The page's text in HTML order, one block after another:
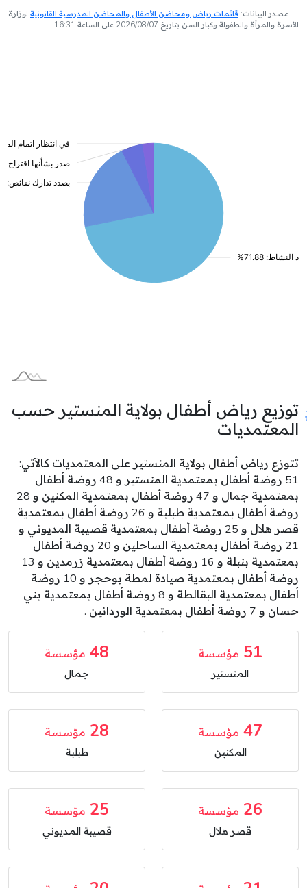
مصدر البيانات: قائمات رياض ومحاضن الأطفال والمحاضن المدرسية القانونية لوزارة
الأسرة والمرأة والطفولة وكبار السن بتاريخ 2026/08/07 على الساعة 16:31
توزيع رياض أطفال بولاية المنستير حسب
المعتمديات
تتوزع رياض أطفال بولاية المنستير على المعتمديات كالآتي:
51 روضة أطفال بمعتمدية المنستير و 48 روضة أطفال
بمعتمدية جمال و 47 روضة أطفال بمعتمدية المكنين و 28
روضة أطفال بمعتمدية طبلبة و 26 روضة أطفال بمعتمدية
قصر هلال و 25 روضة أطفال بمعتمدية قصيبة المديوني و
21 روضة أطفال بمعتمدية الساحلين و 20 روضة أطفال
بمعتمدية بنبلة و 16 روضة أطفال بمعتمدية زرمدين و 13
روضة أطفال بمعتمدية صيادة لمطة بوحجر و 10 روضة
أطفال بمعتمدية البقالطة و 8 روضة أطفال بمعتمدية بني
حسان و 7 روضة أطفال بمعتمدية الوردانين .
51 مؤسسة
المنستير
48 مؤسسة
جمال
47 مؤسسة
المكنين
28 مؤسسة
طبلبة
26 مؤسسة
قصر هلال
25 مؤسسة
قصيبة المديوني